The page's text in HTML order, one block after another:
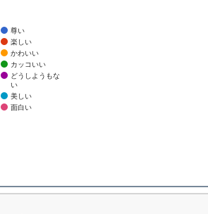
尊い
楽しい
かわいい
カッコいい
どうしようもな
い
美しい
面白い